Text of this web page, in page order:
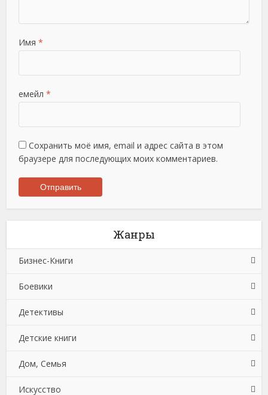
Имя *
емейл *
Сохранить моё имя, email и адрес сайта в этом
браузере для последующих моих комментариев.
Жанры
Бизнес-Книги
Банковское дело
Бухучет, налогообложение, аудит
Делопроизводство
Зарубежная деловая литература
Корпоративная культура
Боевики
Боевики: Прочее
Криминальные боевики
Триллеры
Детективы
Зарубежные детективы
Иронические детективы
Исторические детективы
Детские книги
Детская проза
Детская фантастика
Дом, Семья
Автомобили и ПДД
Искусство